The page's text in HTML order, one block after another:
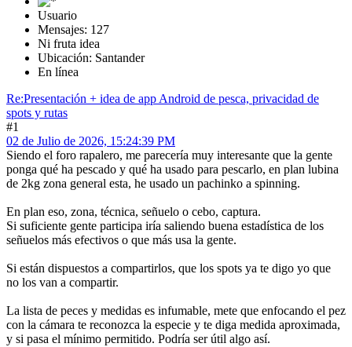
Usuario
Mensajes: 127
Ni fruta idea
Ubicación: Santander
En línea
Re:Presentación + idea de app Android de pesca, privacidad de
spots y rutas
#1
02 de Julio de 2026, 15:24:39 PM
Siendo el foro rapalero, me parecería muy interesante que la gente
ponga qué ha pescado y qué ha usado para pescarlo, en plan lubina
de 2kg zona general esta, he usado un pachinko a spinning.
En plan eso, zona, técnica, señuelo o cebo, captura.
Si suficiente gente participa iría saliendo buena estadística de los
señuelos más efectivos o que más usa la gente.
Si están dispuestos a compartirlos, que los spots ya te digo yo que
no los van a compartir.
La lista de peces y medidas es infumable, mete que enfocando el pez
con la cámara te reconozca la especie y te diga medida aproximada,
y si pasa el mínimo permitido. Podría ser útil algo así.